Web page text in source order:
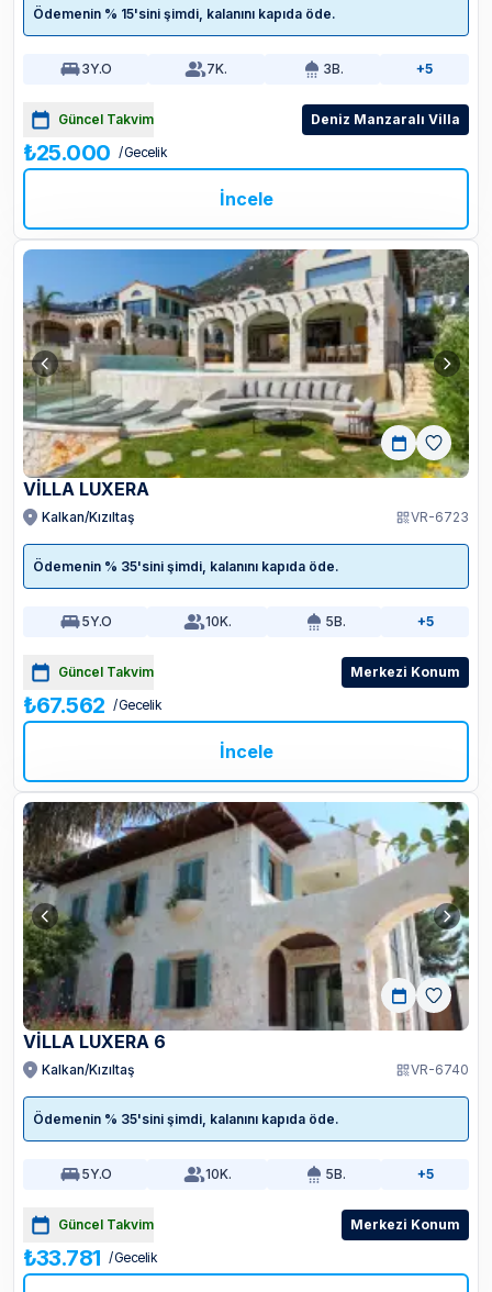
Ödemenin % 15'sini şimdi, kalanını kapıda öde.
3Y.O 7K. 3B. +5
Güncel Takvim Deniz Manzaralı Villa
₺25.000 / Gecelik
İncele
VİLLA LUXERA
Kalkan/Kızıltaş VR-6723
Ödemenin % 35'sini şimdi, kalanını kapıda öde.
5Y.O 10K. 5B. +5
Güncel Takvim Merkezi Konum
₺67.562 / Gecelik
İncele
VİLLA LUXERA 6
Kalkan/Kızıltaş VR-6740
Ödemenin % 35'sini şimdi, kalanını kapıda öde.
5Y.O 10K. 5B. +5
Güncel Takvim Merkezi Konum
₺33.781 / Gecelik